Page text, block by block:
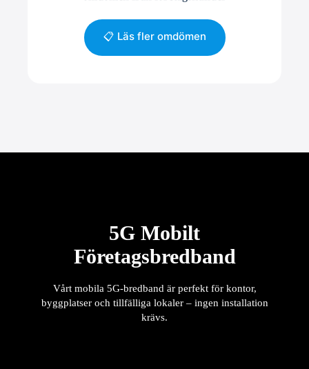
📋 Läs fler omdömen
5G Mobilt
Företagsbredband
Vårt mobila 5G-bredband är perfekt för kontor,
byggplatser och tillfälliga lokaler – ingen installation
krävs.